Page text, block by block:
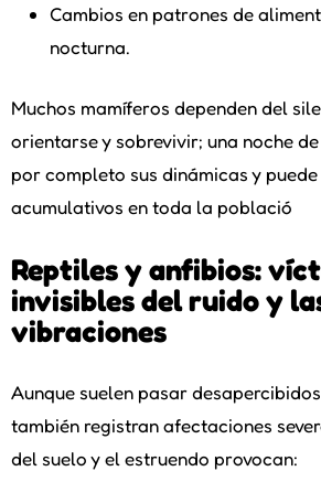
Cambios en patrones de
nocturna.
Muchos mamíferos dependen del
orientarse y sobrevivir; una noche
por completo sus dinámicas y
acumulativos en toda la població
Reptiles y anfibios:
invisibles del ruido y
vibraciones
Aunque suelen pasar
también registran afectaciones
del suelo y el estruendo provocan: